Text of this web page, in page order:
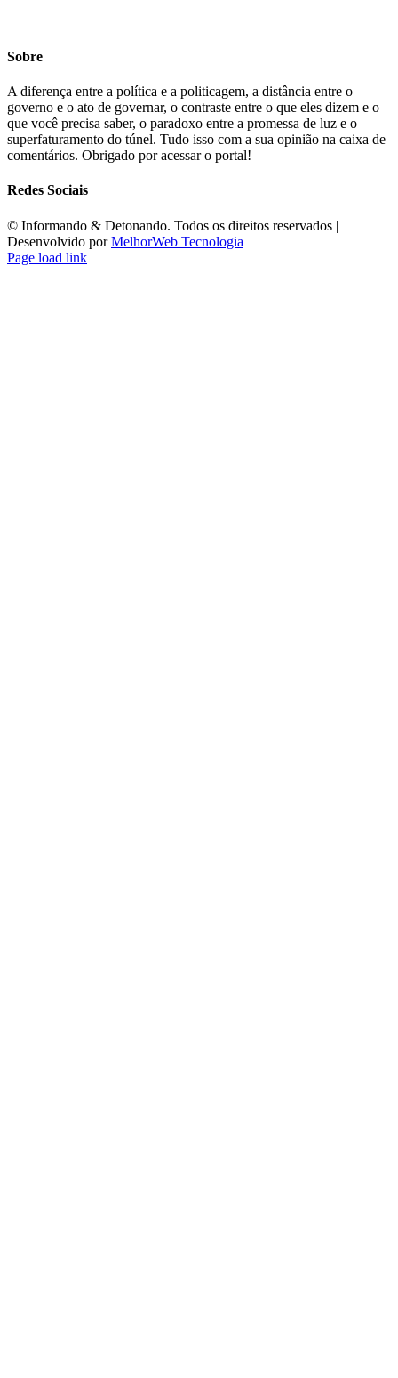
Sobre
A diferença entre a política e a politicagem, a distância entre o
governo e o ato de governar, o contraste entre o que eles dizem e o
que você precisa saber, o paradoxo entre a promessa de luz e o
superfaturamento do túnel. Tudo isso com a sua opinião na caixa de
comentários. Obrigado por acessar o portal!
Redes Sociais
©️ Informando & Detonando. Todos os direitos reservados |
Desenvolvido porMelhorWeb Tecnologia
Page load link